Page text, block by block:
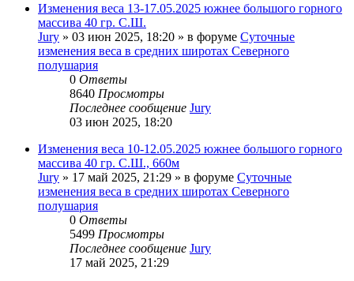
Изменения веса 13-17.05.2025 южнее большого горного
массива 40 гр. С.Ш.
Jury » 03 июн 2025, 18:20 » в форуме Суточные
изменения веса в средних широтах Северного
полушария
0 Ответы
8640 Просмотры
Последнее сообщение Jury
03 июн 2025, 18:20
Изменения веса 10-12.05.2025 южнее большого горного
массива 40 гр. С.Ш., 660м
Jury » 17 май 2025, 21:29 » в форуме Суточные
изменения веса в средних широтах Северного
полушария
0 Ответы
5499 Просмотры
Последнее сообщение Jury
17 май 2025, 21:29